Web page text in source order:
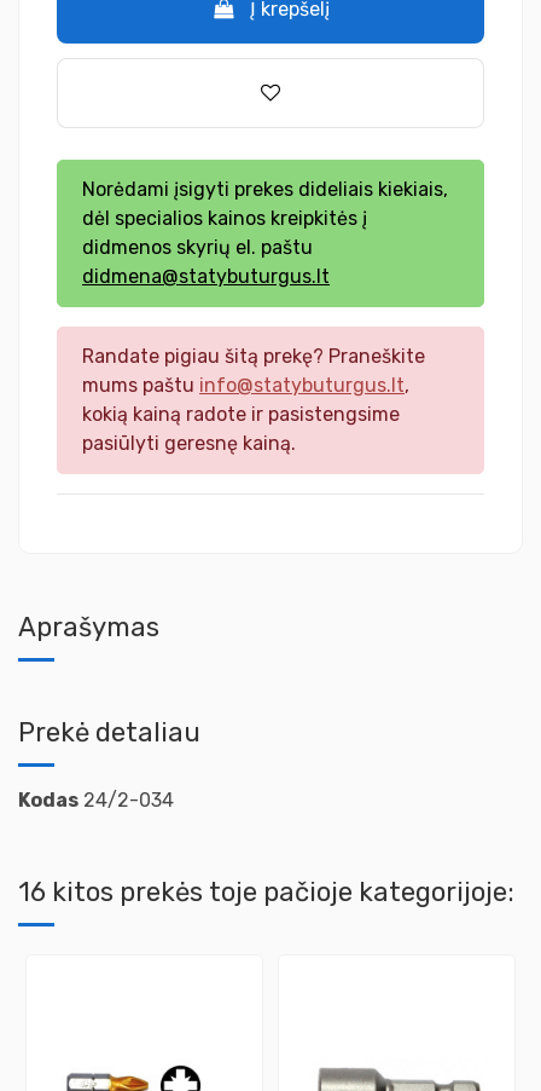
Į krepšelį
Norėdami įsigyti prekes dideliais kiekiais,
dėl specialios kainos kreipkitės į
didmenos skyrių el. paštu
didmena@statybuturgus.lt
Randate pigiau šitą prekę? Praneškite
mums paštu info@statybuturgus.lt,
kokią kainą radote ir pasistengsime
pasiūlyti geresnę kainą.
Aprašymas
Prekė detaliau
Kodas 24/2-034
16 kitos prekės toje pačioje kategorijoje: